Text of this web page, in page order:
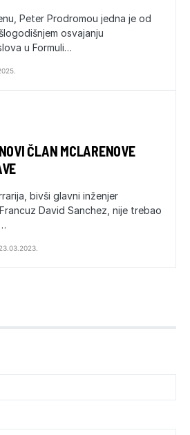
Peter Prodromou jedna je od
osvajanju
u Formuli…
ČLAN MCLARENOVE
bivši glavni inženjer
David Sanchez, nije trebao
23.03.2023.